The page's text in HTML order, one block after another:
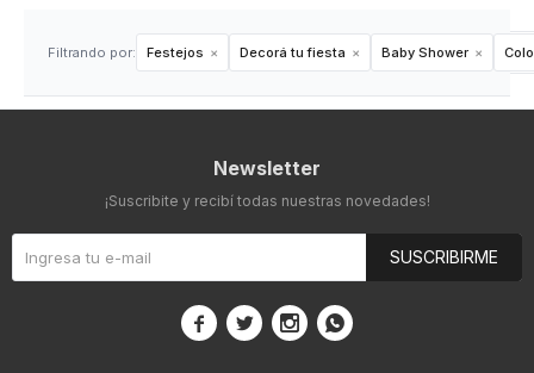
Filtrando por: Festejos Decorá tu fiesta Baby Shower
Newsletter
¡Suscribite y recibí todas nuestras novedades!
SUSCRIBIRME
   